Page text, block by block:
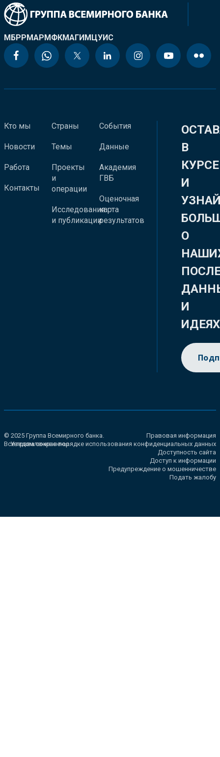
МБРРМАРМФКМАГИМЦУИС
Кто мы
Новости
Работа
Контакты
Страны
Темы
Проекты
и
операции
Исследования
и публикации
События
Данные
Академия
ГВБ
Оценочная
карта
результатов
В
КУРСЕ
И
О
И
ИДЕЯХ
© 2025 Группа Всемирного банка.
Все права сохранены.
Правовая информация
Уведомление о порядке использования конфиденциальных данных
Доступность сайта
Доступ к информации
Предупреждение о мошенничестве
Подать жалобу